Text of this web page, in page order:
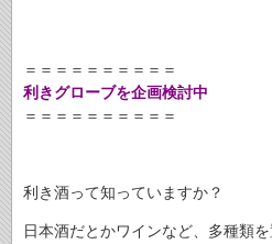
＝＝＝＝＝＝＝＝＝＝
利きグローブを企画検討中
＝＝＝＝＝＝＝＝＝＝
利き酒って知っていますか？
日本酒だとかワインなど、多種類